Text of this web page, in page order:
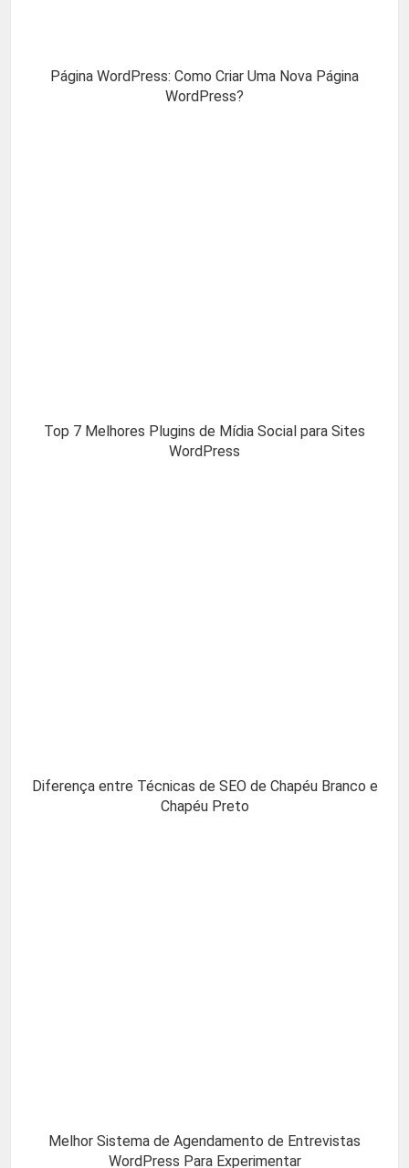
Página WordPress: Como Criar Uma Nova Página
WordPress?
Top 7 Melhores Plugins de Mídia Social para Sites
WordPress
Diferença entre Técnicas de SEO de Chapéu Branco e
Chapéu Preto
Melhor Sistema de Agendamento de Entrevistas
WordPress Para Experimentar